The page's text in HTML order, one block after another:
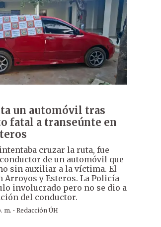
un automóvil tras
fatal a transeúnte en
cruzar la ruta, fue
de un automóvil que
sin auxiliar a la víctima. El
Arroyos y Esteros. La Policía
involucrado pero no se dio a
del conductor.
m. · Redacción ÚH